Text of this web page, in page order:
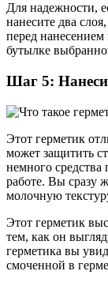
Для надежности,
нанесите два
перед нанесением
бутылке
Шаг 5:
Этот герметик
может защитить
немного
работе. Вы сразу
молочную
Этот герметик
тем, как он
герметика вы
смоченной в